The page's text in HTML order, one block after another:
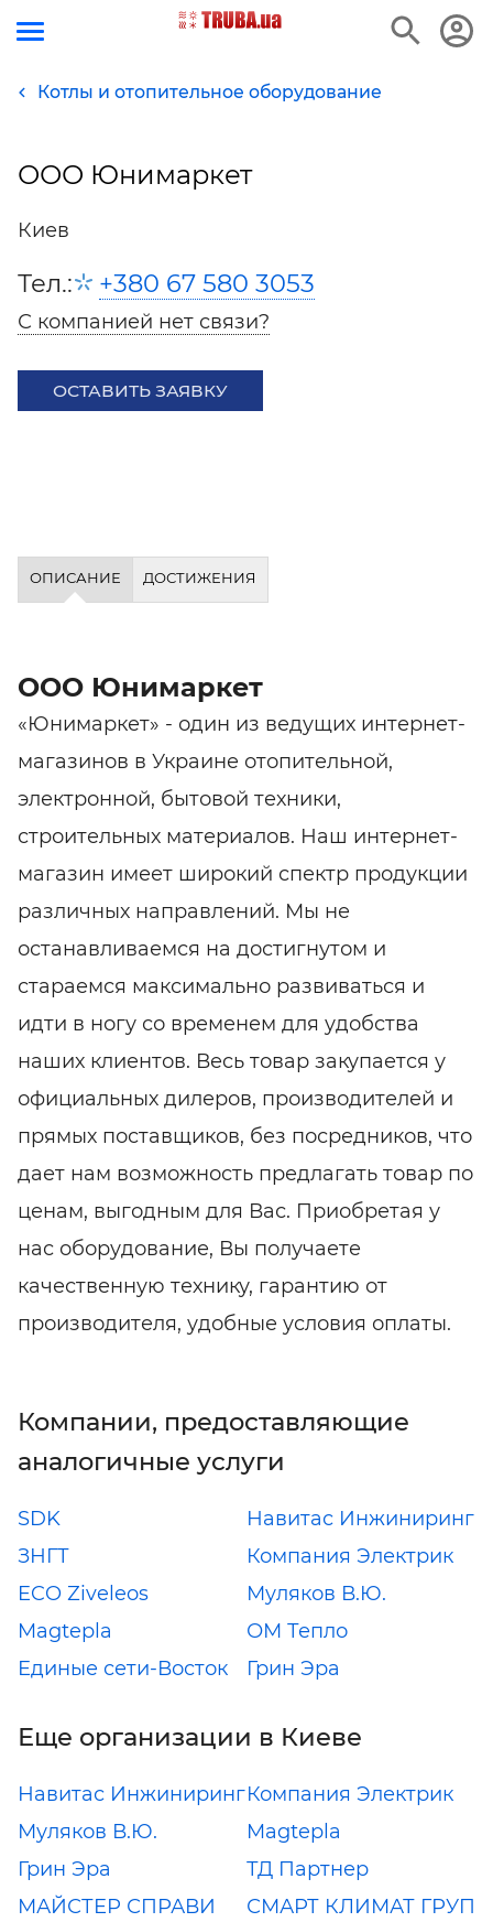
Котлы и отопительное оборудование
ООО Юнимаркет
Киев
Тел.: +380 67 580 3053
С компанией нет связи?
ОСТАВИТЬ ЗАЯВКУ
ОПИСАНИЕ ДОСТИЖЕНИЯ
ООО Юнимаркет
«Юнимаркет» - один из ведущих интернет-
магазинов в Украине отопительной,
электронной, бытовой техники,
строительных материалов. Наш интернет-
магазин имеет широкий спектр продукции
различных направлений. Мы не
останавливаемся на достигнутом и
стараемся максимально развиваться и
идти в ногу со временем для удобства
наших клиентов. Весь товар закупается у
официальных дилеров, производителей и
прямых поставщиков, без посредников, что
дает нам возможность предлагать товар по
ценам, выгодным для Вас. Приобретая у
нас оборудование, Вы получаете
качественную технику, гарантию от
производителя, удобные условия оплаты.
Компании, предоставляющие
аналогичные услуги
SDK
Навитас Инжиниринг
ЗНГТ
Компания Электрик
ECO Ziveleos
Муляков В.Ю.
Magtepla
ОМ Тепло
Единые сети-Восток
Грин Эра
Еще организации в Киеве
Навитас ИнжинирингКомпания Электрик
Муляков В.Ю.
Magtepla
Грин Эра
ТД Партнер
МАЙСТЕР СПРАВИ
СМАРТ КЛИМАТ ГРУП